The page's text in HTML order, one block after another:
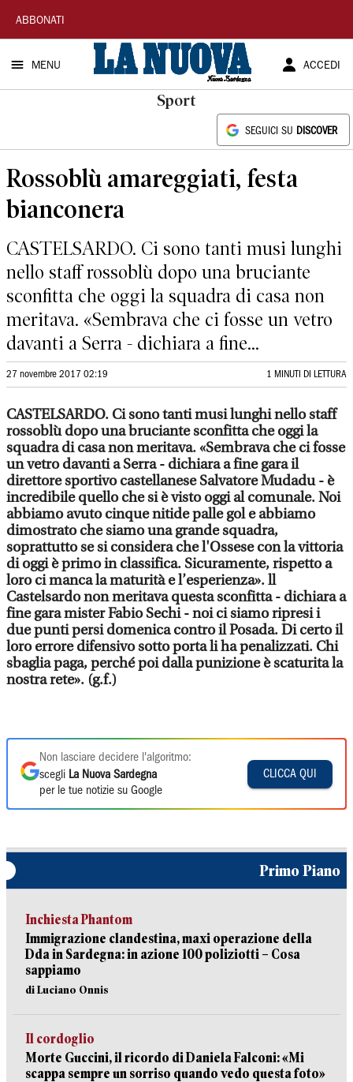
La
Nuova
Sardegna
ABBONATI
MENU ACCEDI
Sport
SEGUICI SU DISCOVER
Rossoblù amareggiati, festa
bianconera
CASTELSARDO. Ci sono tanti musi lunghi
nello staff rossoblù dopo una bruciante
sconfitta che oggi la squadra di casa non
meritava. «Sembrava che ci fosse un vetro
davanti a Serra - dichiara a fine...
27 novembre 2017 02:19 1 MINUTI DI LETTURA
CASTELSARDO. Ci sono tanti musi lunghi nello staff
rossoblù dopo una bruciante sconfitta che oggi la
squadra di casa non meritava. «Sembrava che ci fosse
un vetro davanti a Serra - dichiara a fine gara il
direttore sportivo castellanese Salvatore Mudadu - è
incredibile quello che si è visto oggi al comunale. Noi
abbiamo avuto cinque nitide palle gol e abbiamo
dimostrato che siamo una grande squadra,
soprattutto se si considera che l'Ossese con la vittoria
di oggi è primo in classifica. Sicuramente, rispetto a
loro ci manca la maturità e l’esperienza». ll
Castelsardo non meritava questa sconfitta - dichiara a
fine gara mister Fabio Sechi - noi ci siamo ripresi i
due punti persi domenica contro il Posada. Di certo il
loro errore difensivo sotto porta li ha penalizzati. Chi
sbaglia paga, perché poi dalla punizione è scaturita la
nostra rete». (g.f.)
Non lasciare decidere l'algoritmo:
scegli La Nuova Sardegna
per le tue notizie su Google
CLICCA QUI
Primo Piano
Inchiesta Phantom
Immigrazione clandestina, maxi operazione della
Dda in Sardegna: in azione 100 poliziotti – Cosa
sappiamo
di Luciano Onnis
Il cordoglio
Morte Guccini, il ricordo di Daniela Falconi: «Mi
scappa sempre un sorriso quando vedo questa foto»